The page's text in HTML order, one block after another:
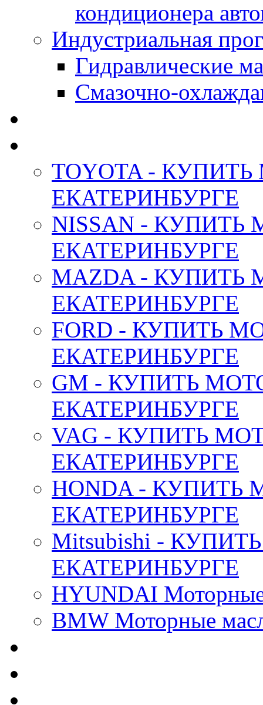
кондиционера
Индустриальная
Гидравлические
Смазочно-
TOYOTA -
ЕКАТЕРИНБУРГЕ
NISSAN -
ЕКАТЕРИНБУРГЕ
MAZDA -
ЕКАТЕРИНБУРГЕ
FORD - КУПИТЬ
ЕКАТЕРИНБУРГЕ
GM - КУПИТЬ
ЕКАТЕРИНБУРГЕ
VAG - КУПИТЬ
ЕКАТЕРИНБУРГЕ
HONDA -
ЕКАТЕРИНБУРГЕ
Mitsubishi -
ЕКАТЕРИНБУРГЕ
HYUNDAI
BMW Моторные